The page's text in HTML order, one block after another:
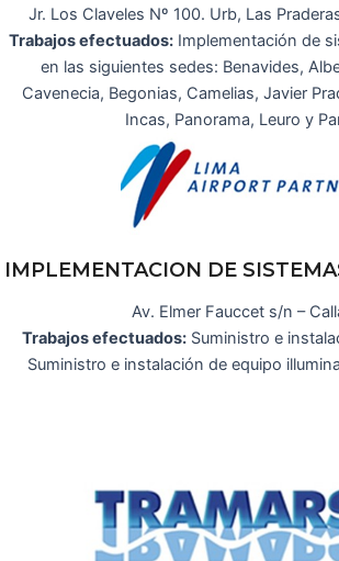
Jr. Los Claveles Nº 100. Urb, Las
Trabajos efectuados: Implementación de
en las siguientes sedes: Benavides,
Cavenecia, Begonias, Camelias, Javier
Incas, Panorama, Leuro y
IMPLEMENTACION DE
Av. Elmer Fauccet s/n –
Trabajos efectuados: Suministro e
Suministro e instalación de equipo